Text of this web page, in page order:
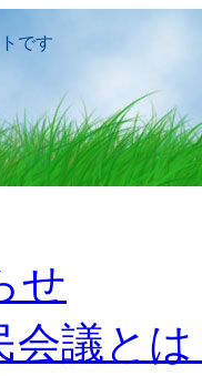
です
せ
会議と